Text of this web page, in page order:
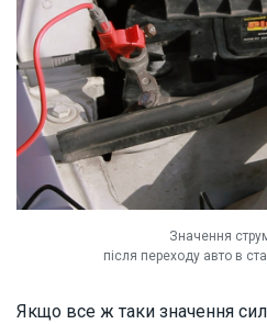
Значення
після переходу авто в
Якщо все ж таки значення